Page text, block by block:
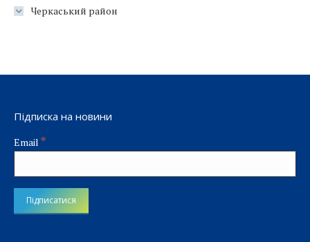
Черкаський район
Підписка на новини
Email *